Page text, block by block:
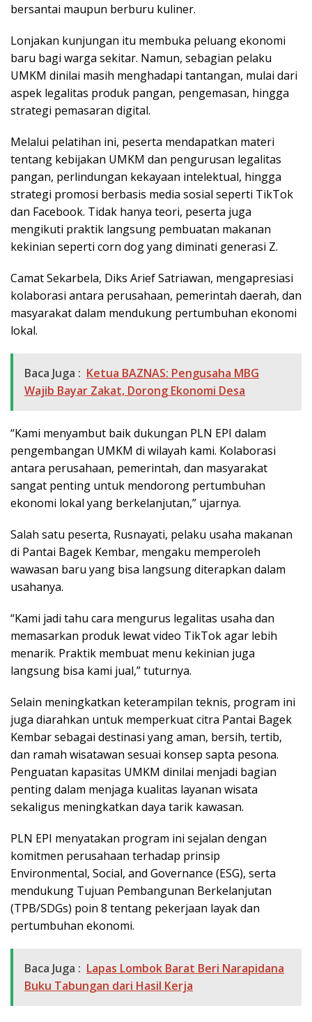
bersantai maupun berburu kuliner.
Lonjakan kunjungan itu membuka peluang ekonomi
baru bagi warga sekitar. Namun, sebagian pelaku
UMKM dinilai masih menghadapi tantangan, mulai dari
aspek legalitas produk pangan, pengemasan, hingga
strategi pemasaran digital.
Melalui pelatihan ini, peserta mendapatkan materi
tentang kebijakan UMKM dan pengurusan legalitas
pangan, perlindungan kekayaan intelektual, hingga
strategi promosi berbasis media sosial seperti TikTok
dan Facebook. Tidak hanya teori, peserta juga
mengikuti praktik langsung pembuatan makanan
kekinian seperti corn dog yang diminati generasi Z.
Camat Sekarbela, Diks Arief Satriawan, mengapresiasi
kolaborasi antara perusahaan, pemerintah daerah, dan
masyarakat dalam mendukung pertumbuhan ekonomi
lokal.
Baca Juga : Ketua BAZNAS: Pengusaha MBG
Wajib Bayar Zakat, Dorong Ekonomi Desa
“Kami menyambut baik dukungan PLN EPI dalam
pengembangan UMKM di wilayah kami. Kolaborasi
antara perusahaan, pemerintah, dan masyarakat
sangat penting untuk mendorong pertumbuhan
ekonomi lokal yang berkelanjutan,” ujarnya.
Salah satu peserta, Rusnayati, pelaku usaha makanan
di Pantai Bagek Kembar, mengaku memperoleh
wawasan baru yang bisa langsung diterapkan dalam
usahanya.
“Kami jadi tahu cara mengurus legalitas usaha dan
memasarkan produk lewat video TikTok agar lebih
menarik. Praktik membuat menu kekinian juga
langsung bisa kami jual,” tuturnya.
Selain meningkatkan keterampilan teknis, program ini
juga diarahkan untuk memperkuat citra Pantai Bagek
Kembar sebagai destinasi yang aman, bersih, tertib,
dan ramah wisatawan sesuai konsep sapta pesona.
Penguatan kapasitas UMKM dinilai menjadi bagian
penting dalam menjaga kualitas layanan wisata
sekaligus meningkatkan daya tarik kawasan.
PLN EPI menyatakan program ini sejalan dengan
komitmen perusahaan terhadap prinsip
Environmental, Social, and Governance (ESG), serta
mendukung Tujuan Pembangunan Berkelanjutan
(TPB/SDGs) poin 8 tentang pekerjaan layak dan
pertumbuhan ekonomi.
Baca Juga : Lapas Lombok Barat Beri Narapidana
Buku Tabungan dari Hasil Kerja